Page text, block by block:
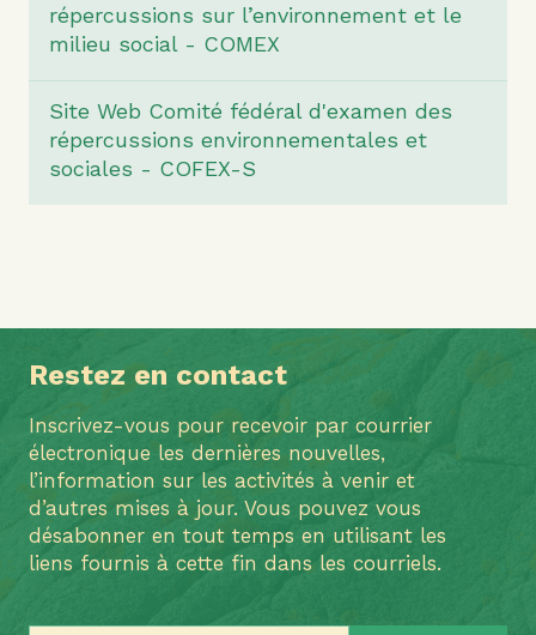
répercussions sur l’environnement et le
milieu social - COMEX
Site Web Comité fédéral d'examen des
répercussions environnementales et
sociales - COFEX-S
Restez en contact
Inscrivez-vous pour recevoir par courrier
électronique les dernières nouvelles,
l’information sur les activités à venir et
d’autres mises à jour. Vous pouvez vous
désabonner en tout temps en utilisant les
liens fournis à cette fin dans les courriels.